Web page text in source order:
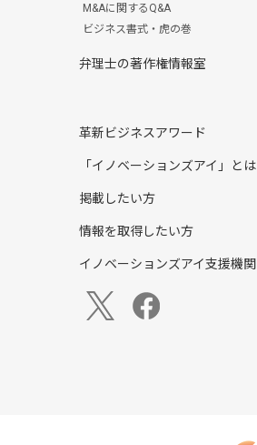
M&Aに関するQ&A
ビジネス書式・虎の巻
弁理士の著作権情報室
革新ビジネスアワード
「イノベーションズアイ」とは
掲載したい方
情報を取得したい方
イノベーションズアイ支援機関